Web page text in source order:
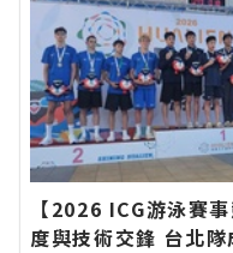
【2026 ICG游泳賽
度與技術交鋒 台北